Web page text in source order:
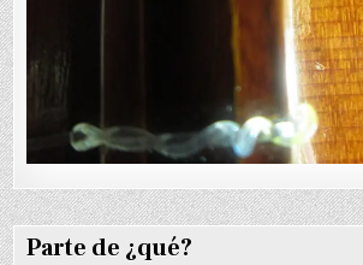
Parte de ¿qué?